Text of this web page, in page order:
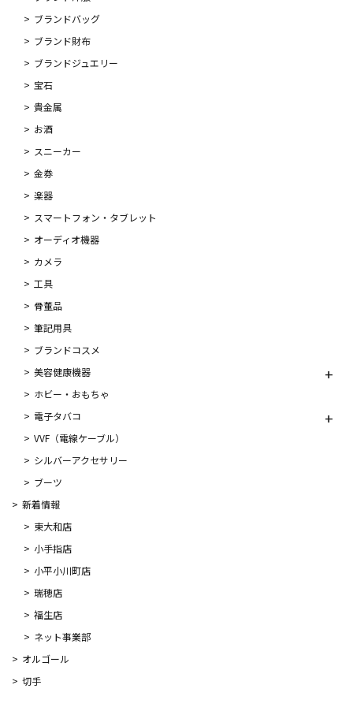
ブランドバッグ
ブランド財布
ブランドジュエリー
宝石
貴金属
お酒
スニーカー
金券
楽器
スマートフォン・タブレット
オーディオ機器
カメラ
工具
骨董品
筆記用具
ブランドコスメ
美容健康機器
ホビー・おもちゃ
電子タバコ
VVF（電線ケーブル）
シルバーアクセサリー
ブーツ
新着情報
東大和店
小手指店
小平小川町店
瑞穂店
福生店
ネット事業部
オルゴール
切手